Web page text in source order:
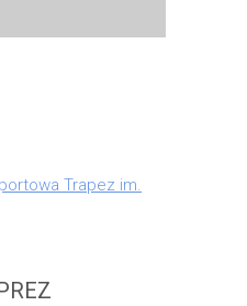
Trapez im.